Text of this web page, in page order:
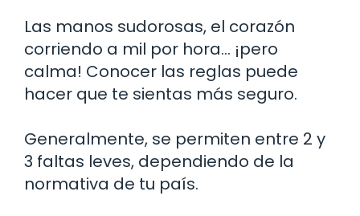
Las manos sudorosas, el corazón
corriendo a mil por hora… ¡pero
calma! Conocer las reglas puede
hacer que te sientas más seguro.
Generalmente, se permiten entre 2 y
3 faltas leves, dependiendo de la
normativa de tu país.